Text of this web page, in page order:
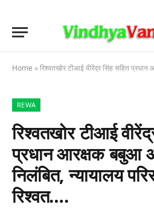
Home »रिश्वतखोर टीआई वीरेंद्र सिंह सहित प्रधान आरक्षक बबुआ और
REWA
रिश्वतखोर टीआई
प्रधान आरक्षक बबुआ
निलंबित, न्यायालय
रिश्वत….